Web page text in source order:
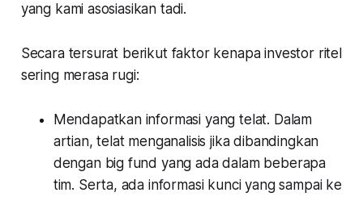
yang kami asosiasikan tadi.
Secara tersurat berikut faktor kenapa investor ritel
sering merasa rugi:
Mendapatkan informasi yang telat. Dalam
artian, telat menganalisis jika dibandingkan
dengan big fund yang ada dalam beberapa
tim. Serta, ada informasi kunci yang sampai ke